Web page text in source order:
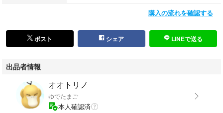
い。
予めご了承ください。
購入の流れを確認する
ポスト シェア LINEで送る
出品者情報
オオトリノ
ゆでたまご
本人確認済